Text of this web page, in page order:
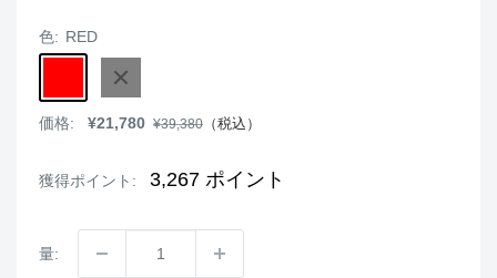
色: RED
BLACK
価格:
販
¥21,780 通
¥39,380 （税込）
獲得ポイント: 3,267 ポイント
量: